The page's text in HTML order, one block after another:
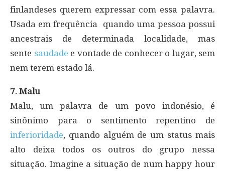
finlandeses querem expressar com essa palavra.
Usada em frequência quando uma pessoa possui
ancestrais de determinada localidade, mas
sente saudade e vontade de conhecer o lugar, sem
nem terem estado lá.
7. Malu
Malu, um palavra de um povo indonésio, é
sinônimo para o sentimento repentino de
inferioridade, quando alguém de um status mais
alto deixa todos os outros do grupo nessa
situação. Imagine a situação de num happy hour